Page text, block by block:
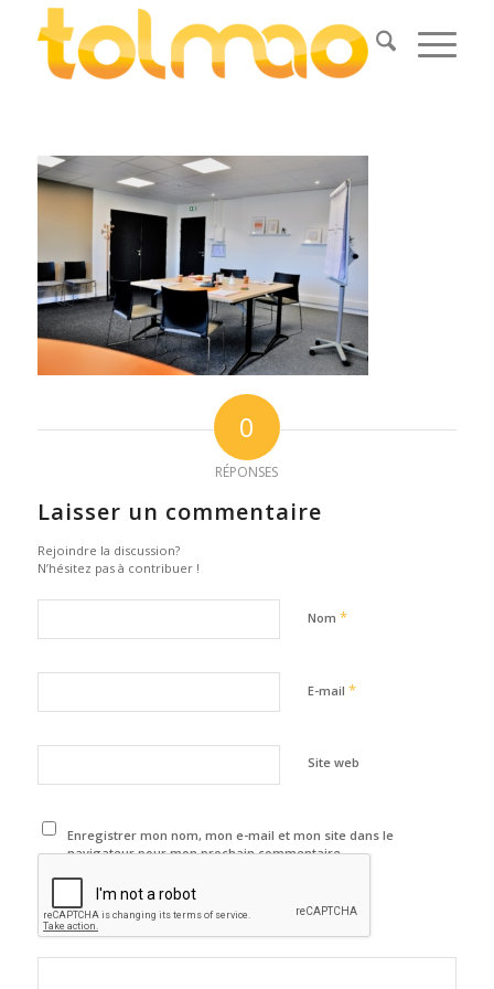
0
RÉPONSES
Laisser un commentaire
Rejoindre la discussion?
N’hésitez pas à contribuer !
Nom *
E-mail *
Site web
Enregistrer mon nom, mon e-mail et mon site dans le
navigateur pour mon prochain commentaire.